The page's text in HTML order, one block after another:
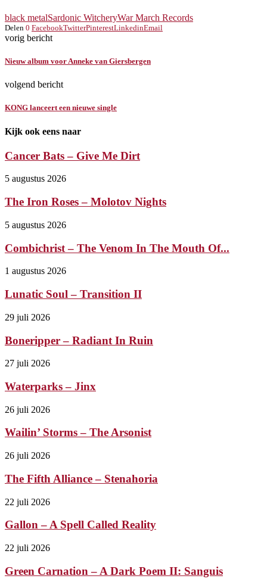
black metalSardonic WitcheryWar March Records
Delen 0 FacebookTwitterPinterestLinkedinEmail
vorig bericht
Nieuw album voor Anneke van Giersbergen
volgend bericht
KONG lanceert een nieuwe single
Kijk ook eens naar
Cancer Bats – Give Me Dirt
5 augustus 2026
The Iron Roses – Molotov Nights
5 augustus 2026
Combichrist – The Venom In The Mouth Of...
1 augustus 2026
Lunatic Soul – Transition II
29 juli 2026
Boneripper – Radiant In Ruin
27 juli 2026
Waterparks – Jinx
26 juli 2026
Wailin’ Storms – The Arsonist
26 juli 2026
The Fifth Alliance – Stenahoria
22 juli 2026
Gallon – A Spell Called Reality
22 juli 2026
Green Carnation – A Dark Poem II: Sanguis